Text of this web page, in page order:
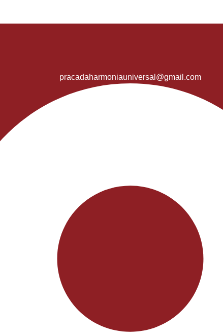
pracadaharmoniauniversal@gmail.com